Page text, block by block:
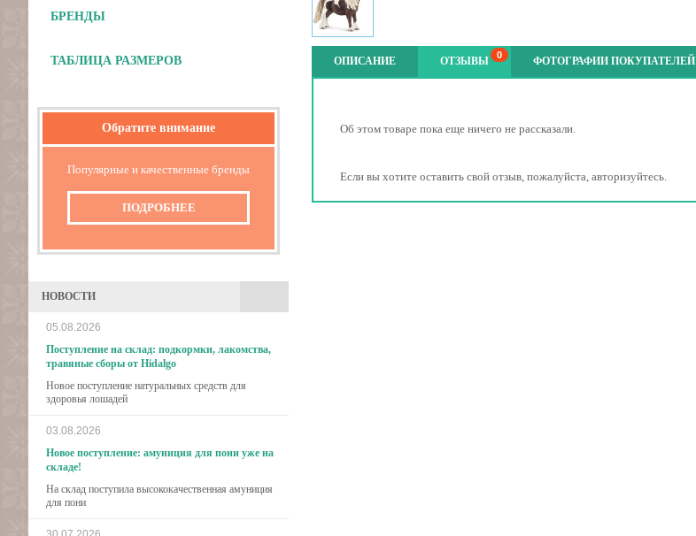
БРЕНДЫ
ТАБЛИЦА РАЗМЕРОВ
Обратите внимание
Популярные и качественные бренды
ПОДРОБНЕЕ
НОВОСТИ
05.08.2026
Поступление на склад: подкормки, лакомства,
травяные сборы от Hidalgo
Новое поступление натуральных средств для
здоровья лошадей
03.08.2026
Новое поступление: амуниция для пони уже на
складе!
На склад поступила высококачественная амуниция
для пони
ОПИСАНИЕ ОТЗЫВЫ 0 ФОТОГРАФИИ ПОКУПАТЕЛЕЙ
Об этом товаре пока еще ничего не рассказали.
Если вы хотите оставить свой отзыв, пожалуйста, авторизуйтесь.